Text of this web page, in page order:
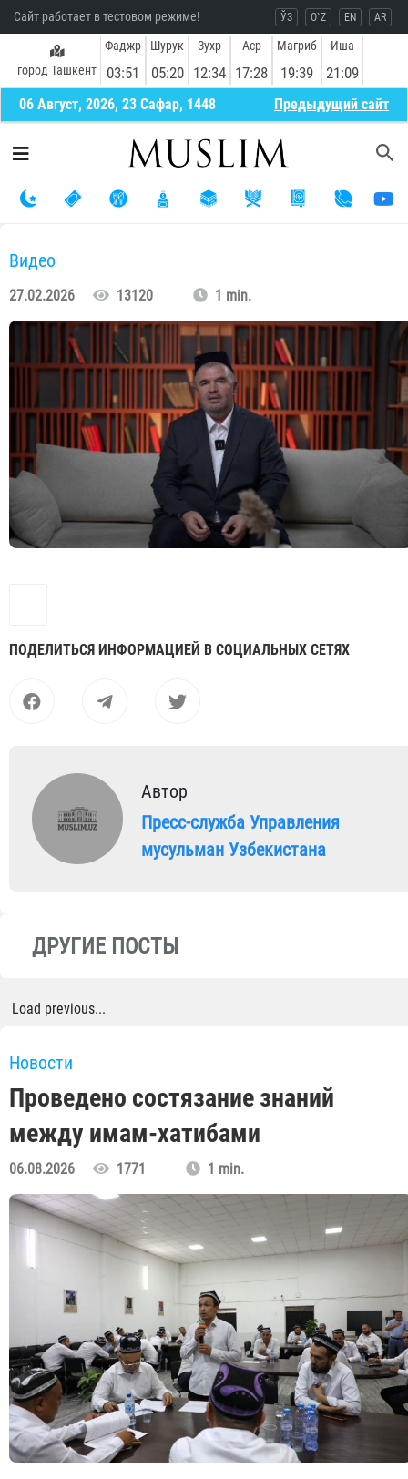
Сайт работает в тестовом режиме! ЎЗ O`Z EN AR
город Ташкент
Фаджр
03:51
Шурук
05:20
Зухр
12:34
Аср
17:28
Магриб
19:39
Иша
21:09
06 Август, 2026, 23 Сафар, 1448 Предыдущий сайт
Видео
27.02.2026 13120 1 min.
ПОДЕЛИТЬСЯ ИНФОРМАЦИЕЙ В СОЦИАЛЬНЫХ СЕТЯХ
Автор
Пресс-служба Управления
мусульман Узбекистана
ДРУГИЕ ПОСТЫ
Load previous...
Новости
Проведено состязание знаний
между имам-хатибами
06.08.2026 1771 1 min.